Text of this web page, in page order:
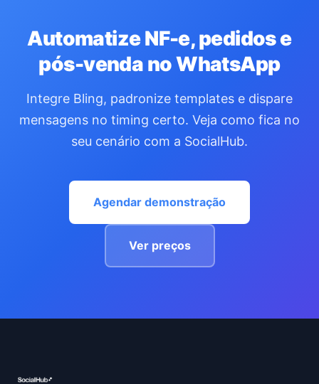
Automatize NF-e, pedidos e
pós-venda no WhatsApp
Integre Bling, padronize templates e dispare
mensagens no timing certo. Veja como fica no
seu cenário com a SocialHub.
Agendar demonstração
Ver preços